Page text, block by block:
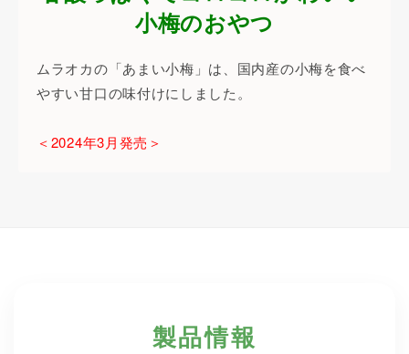
小梅のおやつ
ムラオカの「あまい小梅」は、国内産の小梅を食べ
やすい甘口の味付けにしました。
＜2024年3月発売＞
製品情報